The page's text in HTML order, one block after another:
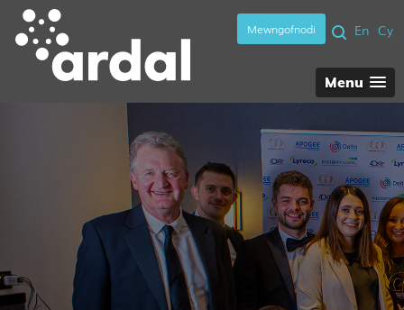
Mewngofnodi En Cy
Menu